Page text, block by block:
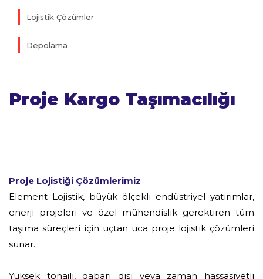
Lojistik Çözümler
Depolama
Proje Kargo Taşımacılığı
Proje Lojistiği Çözümlerimiz
Element Lojistik, büyük ölçekli endüstriyel yatırımlar,
enerji projeleri ve özel mühendislik gerektiren tüm
taşıma süreçleri için uçtan uca proje lojistik çözümleri
sunar.
Yüksek tonajlı, gabari dışı veya zaman hassasiyetli